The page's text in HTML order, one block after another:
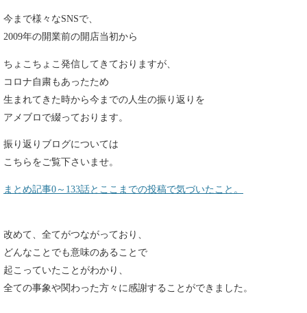
今まで様々なSNSで、
2009年の開業前の開店当初から
ちょこちょこ発信してきておりますが、
コロナ自粛もあったため
生まれてきた時から今までの人生の振り返りを
アメブロで綴っております。
振り返りブログについては
こちらをご覧下さいませ。
まとめ記事0～133話とここまでの投稿で気づいたこと。
改めて、全てがつながっており、
どんなことでも意味のあることで
起こっていたことがわかり、
全ての事象や関わった方々に感謝することができました。